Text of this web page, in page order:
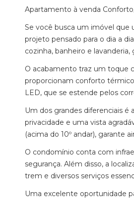
Apartamento à venda
Se você busca um imóvel que
projeto pensado para o dia a
cozinha, banheiro e
O acabamento traz um toque
proporcionam conforto
LED, que se estende pelos
Um dos grandes diferenciais é
privacidade e uma vista
(acima do 10º andar), garante
O condomínio conta com
segurança. Além disso, a
trem e diversos serviços
Uma excelente oportunidade